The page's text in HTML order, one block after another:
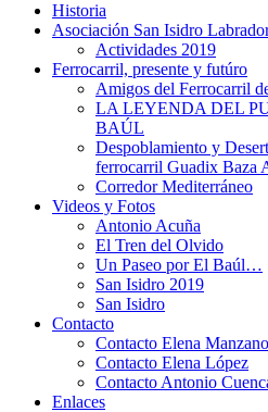
Historia
Asociación San Isidro
Actividades 2019
Ferrocarril, presente y futúro
Amigos del Ferrocarril
LA LEYENDA DEL
BAÚL
Despoblamiento y
ferrocarril Guadix Baza
Corredor Mediterráneo
Videos y Fotos
Antonio Acuña
El Tren del Olvido
Un Paseo por El Baúl…
San Isidro 2019
San Isidro
Contacto
Contacto Elena Manzano
Contacto Elena López
Contacto Antonio
Enlaces